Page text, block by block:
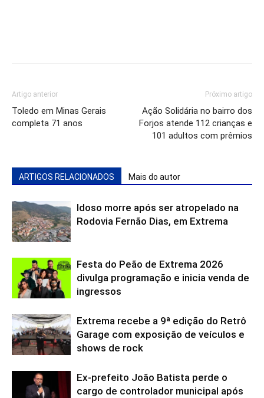
Artigo anterior
Toledo em Minas Gerais
completa 71 anos
Próximo artigo
Ação Solidária no bairro dos
Forjos atende 112 crianças e
101 adultos com prêmios
ARTIGOS RELACIONADOS Mais do autor
Idoso morre após ser atropelado na
Rodovia Fernão Dias, em Extrema
Festa do Peão de Extrema 2026
divulga programação e inicia venda de
ingressos
Extrema recebe a 9ª edição do Retrô
Garage com exposição de veículos e
shows de rock
Ex-prefeito João Batista perde o
cargo de controlador municipal após